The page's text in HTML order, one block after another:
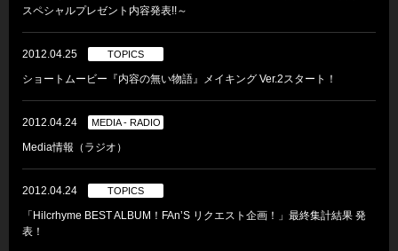
スペシャルプレゼント内容発表!!～
2012.04.25 TOPICS
ショートムービー『内容の無い物語』メイキング Ver.2スタート！
2012.04.24 MEDIA - RADIO
Media情報（ラジオ）
2012.04.24 TOPICS
「Hilcrhyme BEST ALBUM！FAn’S リクエスト企画！」最終集計結果 発
表！